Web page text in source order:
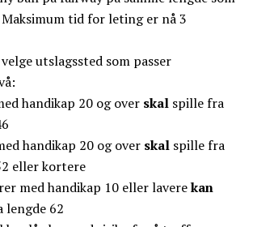
tid for leting er nå 3
utslagssted som passer
handikap 20 og over skal spille fra
handikap 20 og over skal spille fra
eller kortere
med handikap 10 eller laverekan
lengde 62